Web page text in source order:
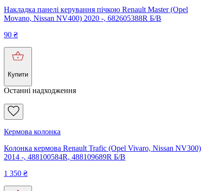
Накладка панелі керування пічкою Renault Master (Opel
Movano, Nissan NV400) 2020 -, 682605388R Б/В
90 ₴
Купити
Останні надходження
Кермова колонка
Колонка кермова Renault Trafic (Opel Vivaro, Nissan NV300)
2014 -, 488100584R, 488109689R Б/В
1 350 ₴